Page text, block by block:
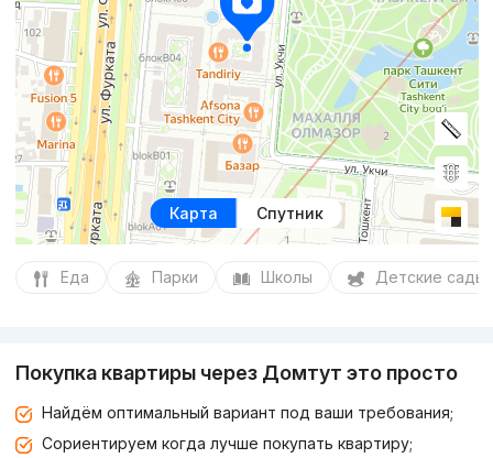
Карта Спутник
Еда Парки Школы Детские сады
Покупка квартиры через Домтут это просто
Найдём оптимальный вариант под ваши требования;
Сориентируем когда лучше покупать квартиру;